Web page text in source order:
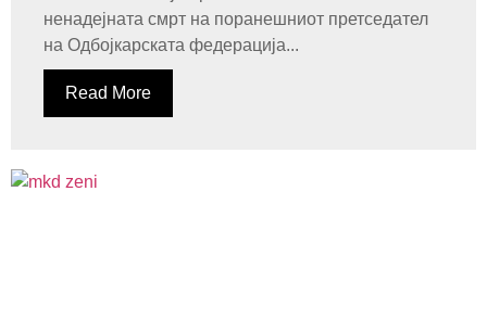
ненадејната смрт на поранешниот претседател
на Одбојкарската федерација...
Read More